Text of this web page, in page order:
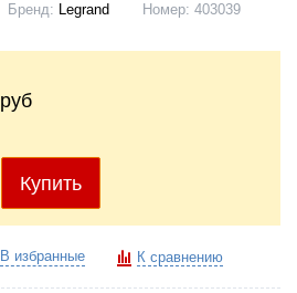
Бренд: Legrand Номер: 403039
руб
Купить
В избранные К сравнению